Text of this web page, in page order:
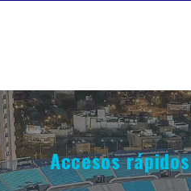
Accesos rápidos